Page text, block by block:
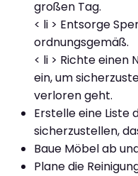
großen Tag.
< li > Entsorge
ordnungsgemäß.
< li > Richte einen
ein, um
verloren geht.
Erstelle eine Liste
sicherzustellen,
Baue Möbel ab
Plane die